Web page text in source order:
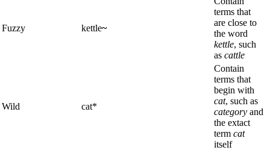
Fuzzy kettle~
terms that
are close to
the word
kettle, such
as cattle
Wild cat*
Contain
terms that
begin with
cat, such as
category and
the extact
term cat
itself